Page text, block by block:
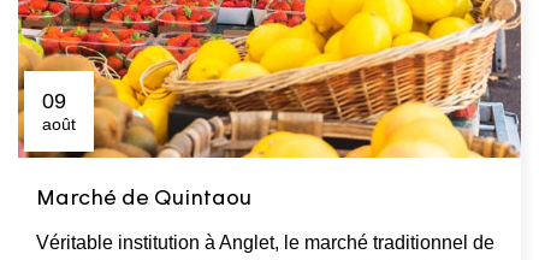
09
août
Marché de Quintaou
Véritable institution à Anglet, le marché traditionnel de